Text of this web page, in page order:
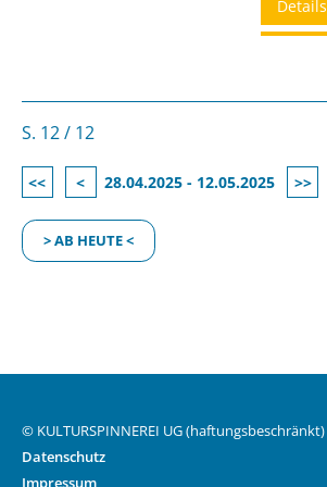
Details
S. 12 / 12
<< < 28.04.2025 - 12.05.2025 >>
> AB HEUTE <
© KULTURSPINNEREI UG (haftungsbeschränkt)
Datenschutz
Impressum